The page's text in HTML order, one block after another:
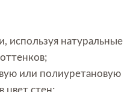
используя натуральные
или полиуретановую